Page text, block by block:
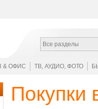
Все разделы
& ОФИС ТВ, АУДИО, ФОТО
Покупки